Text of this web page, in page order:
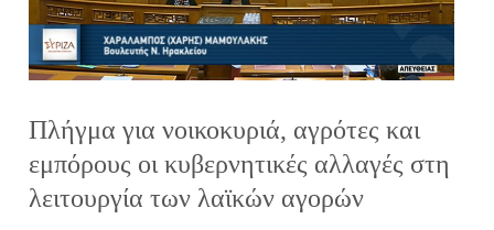
Πλήγμα για νοικοκυριά, αγρότες και
εμπόρους οι κυβερνητικές αλλαγές στη
λειτουργία των λαϊκών αγορών